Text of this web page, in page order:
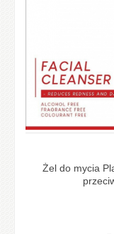
Żel do mycia